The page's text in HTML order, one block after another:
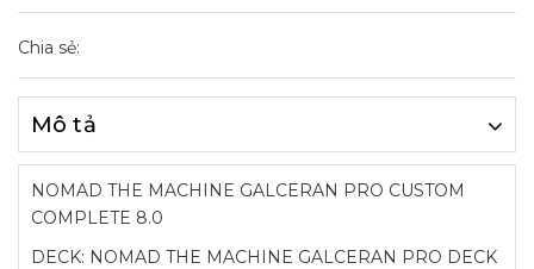
Chia sẻ:
Mô tả
NOMAD THE MACHINE GALCERAN PRO CUSTOM
COMPLETE 8.0
DECK: NOMAD THE MACHINE GALCERAN PRO DECK